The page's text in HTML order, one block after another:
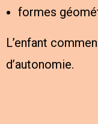
formes
L’enfant
d’autonomie.